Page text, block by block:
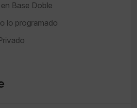
Base Doble
lo programado